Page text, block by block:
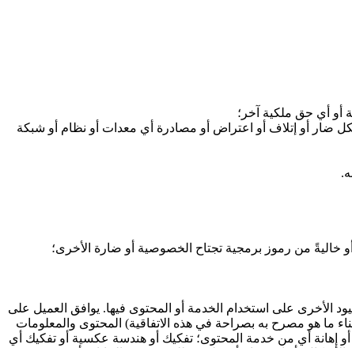
أو أي حق ملكية آخر؛
ضار أو إتلاف أو اعتراض أو مصادرة أي معدات أو نظام أو شبكة
خاليةً من رموز برمجية تجتاح الخصوصية أو ضارة الأخرى؛
الأخرى على استخدام الخدمة أو المحتوى فيها. يوافق العميل على
ما هو مصرح به بصراحة في هذه الاتفاقية) المحتوى والمعلومات
أو إهانة أي من خدمة المحتوى؛ تفكيك أو هندسة عكسية أو تفكيك أي